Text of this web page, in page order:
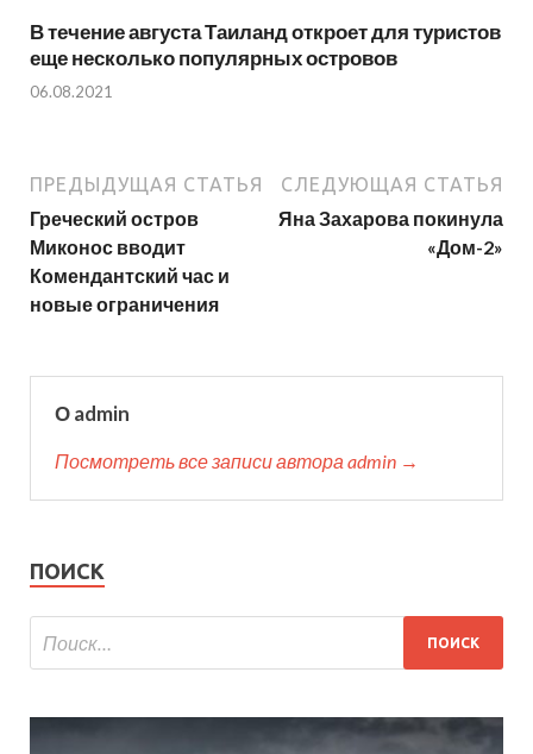
В течение августа Таиланд откроет для туристов
еще несколько популярных островов
06.08.2021
ПРЕДЫДУЩАЯ СТАТЬЯ
Греческий остров
Миконос вводит
Комендантский час и
новые ограничения
СЛЕДУЮЩАЯ СТАТЬЯ
Яна Захарова покинула
«Дом-2»
О admin
Посмотреть все записи автора admin →
ПОИСК